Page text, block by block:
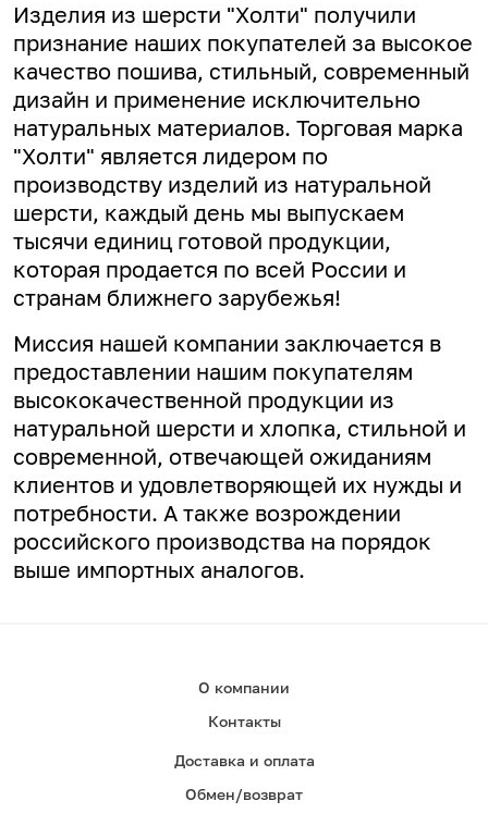
Изделия из шерсти "Холти" получили
признание наших покупателей за высокое
качество пошива, стильный, современный
дизайн и применение исключительно
натуральных материалов. Торговая марка
"Холти" является лидером по
производству изделий из натуральной
шерсти, каждый день мы выпускаем
тысячи единиц готовой продукции,
которая продается по всей России и
странам ближнего зарубежья!
Миссия нашей компании заключается в
предоставлении нашим покупателям
высококачественной продукции из
натуральной шерсти и хлопка, стильной и
современной, отвечающей ожиданиям
клиентов и удовлетворяющей их нужды и
потребности. А также возрождении
российского производства на порядок
выше импортных аналогов.
О компании
Контакты
Доставка и оплата
Обмен/возврат